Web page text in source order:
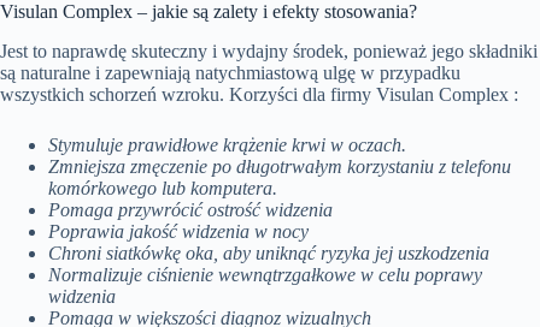
Visulan Complex – jakie są zalety i efekty stosowania?
Jest to naprawdę skuteczny i wydajny środek, ponieważ jego składniki
są naturalne i zapewniają natychmiastową ulgę w przypadku
wszystkich schorzeń wzroku. Korzyści dla firmy Visulan Complex :
Stymuluje prawidłowe krążenie krwi w oczach.
Zmniejsza zmęczenie po długotrwałym korzystaniu z telefonu
komórkowego lub komputera.
Pomaga przywrócić ostrość widzenia
Poprawia jakość widzenia w nocy
Chroni siatkówkę oka, aby uniknąć ryzyka jej uszkodzenia
Normalizuje ciśnienie wewnątrzgałkowe w celu poprawy
widzenia
Pomaga w większości diagnoz wizualnych